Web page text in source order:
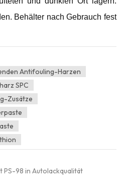
Behälter nach Gebrauch fest
Antifouling-Harzen
SPC
Zusätze
PS-98 in Autolackqualität